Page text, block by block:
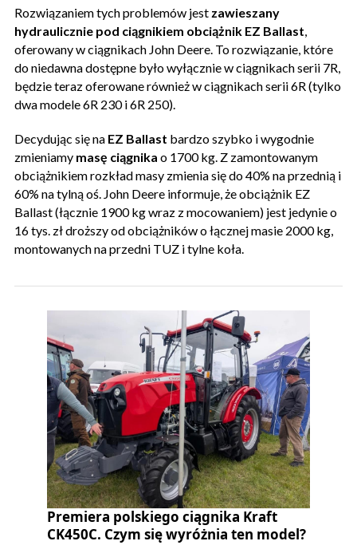
Rozwiązaniem tych problemów jest zawieszany
hydraulicznie pod ciągnikiem obciążnik EZ Ballast,
oferowany w ciągnikach John Deere. To rozwiązanie, które
do niedawna dostępne było wyłącznie w ciągnikach serii 7R,
będzie teraz oferowane również w ciągnikach serii 6R (tylko
dwa modele 6R 230 i 6R 250).
Decydując się na EZ Ballast bardzo szybko i wygodnie
zmieniamy masę ciągnika o 1700 kg. Z zamontowanym
obciążnikiem rozkład masy zmienia się do 40% na przednią i
60% na tylną oś. John Deere informuje, że obciążnik EZ
Ballast (łącznie 1900 kg wraz z mocowaniem) jest jedynie o
16 tys. zł droższy od obciążników o łącznej masie 2000 kg,
montowanych na przedni TUZ i tylne koła.
Premiera polskiego ciągnika Kraft
CK450C. Czym się wyróżnia ten model?